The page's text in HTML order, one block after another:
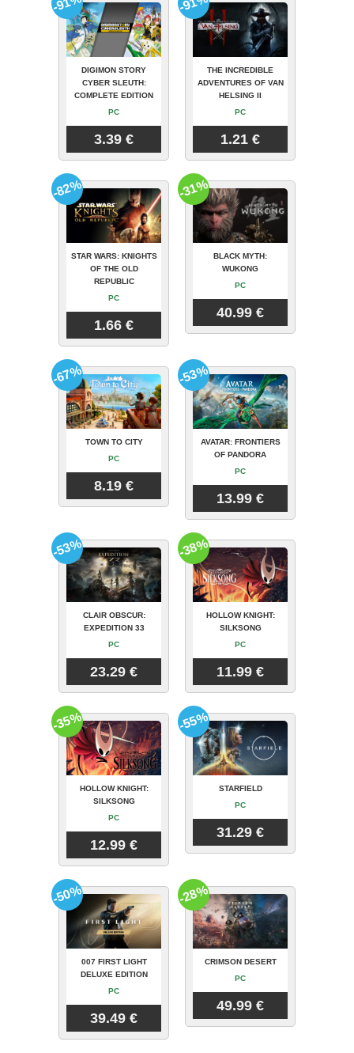
DIGIMON STORY
CYBER SLEUTH:
COMPLETE EDITION
PC
3.39 €
THE INCREDIBLE
ADVENTURES OF VAN
HELSING II
PC
1.21 €
STAR WARS: KNIGHTS
OF THE OLD
REPUBLIC
PC
1.66 €
-82%
BLACK MYTH:
WUKONG
PC
40.99 €
-31%
TOWN TO CITY
PC
8.19 €
-67%
AVATAR: FRONTIERS
OF PANDORA
PC
13.99 €
-53%
CLAIR OBSCUR:
EXPEDITION 33
PC
23.29 €
-53%
HOLLOW KNIGHT:
SILKSONG
PC
11.99 €
-38%
HOLLOW KNIGHT:
SILKSONG
PC
12.99 €
-35%
STARFIELD
PC
31.29 €
-55%
007 FIRST LIGHT
DELUXE EDITION
PC
39.49 €
-50%
CRIMSON DESERT
PC
49.99 €
-28%